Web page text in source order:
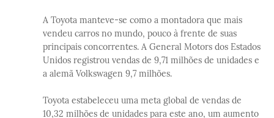
A Toyota manteve-se como a montadora que mais
vendeu carros no mundo, pouco à frente de suas
principais concorrentes. A General Motors dos Estados
Unidos registrou vendas de 9,71 milhões de unidades e
a alemã Volkswagen 9,7 milhões.
Toyota estabeleceu uma meta global de vendas de
10,32 milhões de unidades para este ano, um aumento